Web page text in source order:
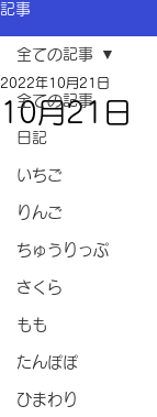
記事
全ての記事
日記
いちご
りんご
ちゅうりっぷ
さくら
もも
たんぽぽ
ひまわり
全ての記事
10月21日
2022年10月21日